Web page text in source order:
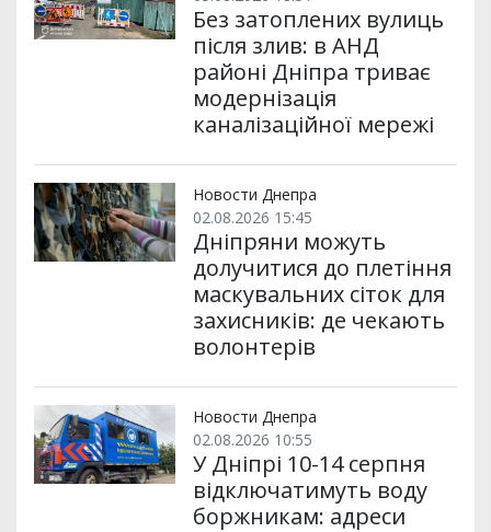
Без затоплених вулиць
після злив: в АНД
районі Дніпра триває
модернізація
каналізаційної мережі
Новости Днепра
02.08.2026 15:45
Дніпряни можуть
долучитися до плетіння
маскувальних сіток для
захисників: де чекають
волонтерів
Новости Днепра
02.08.2026 10:55
У Дніпрі 10-14 серпня
відключатимуть воду
боржникам: адреси